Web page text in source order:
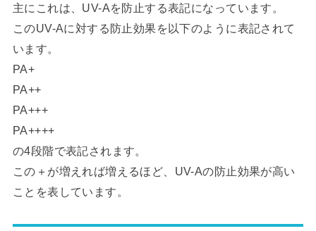
主にこれは、UV-Aを防止する表記になっています。
このUV-Aに対する防止効果を以下のように表記されて
います。
PA+
PA++
PA+++
PA++++
の4段階で表記されます。
この＋が増えれば増えるほど、UV-Aの防止効果が高い
ことを表しています。